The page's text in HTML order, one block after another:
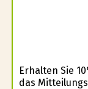
Erhalten Sie
das